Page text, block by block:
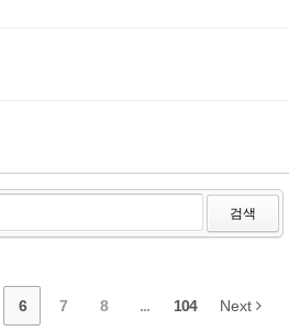
검색
6 7 8 ... 104 Next